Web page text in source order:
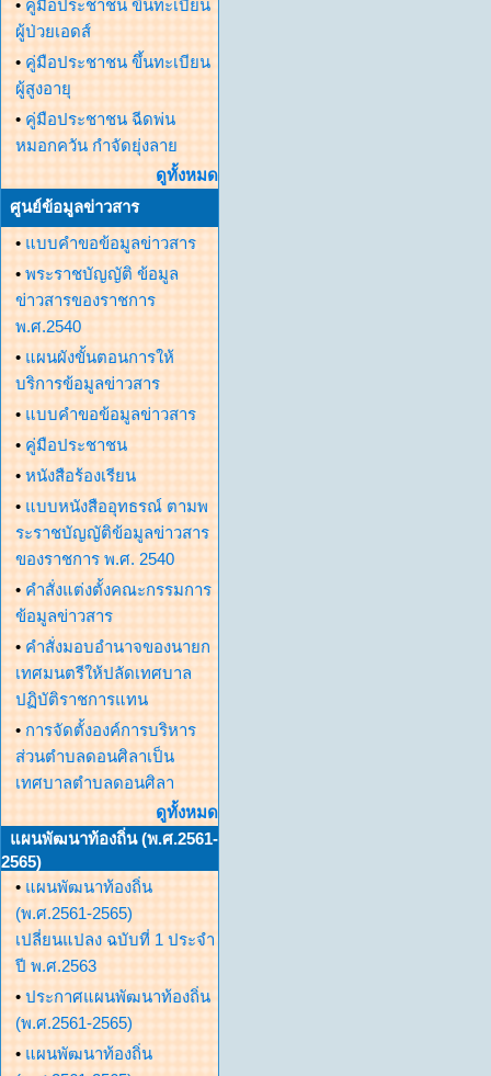
• คู่มือประชาชน ขึ้นทะเบียน
ผู้ป่วยเอดส์
• คู่มือประชาชน ขึ้นทะเบียน
ผู้สูงอายุ
• คู่มือประชาชน ฉีดพ่น
หมอกควัน กำจัดยุ่งลาย
ดูทั้งหมด
ศูนย์ข้อมูลข่าวสาร
• แบบคำขอข้อมูลข่าวสาร
• พระราชบัญญัติ ข้อมูล
ข่าวสารของราชการ
พ.ศ.2540
• แผนผังขั้นตอนการให้
บริการข้อมูลข่าวสาร
• แบบคำขอข้อมูลข่าวสาร
• คู่มือประชาชน
• หนังสือร้องเรียน
• แบบหนังสืออุทธรณ์ ตามพ
ระราชบัญญัติข้อมูลข่าวสาร
ของราชการ พ.ศ. 2540
• คำสั่งแต่งตั้งคณะกรรมการ
ข้อมูลข่าวสาร
• คำสั่งมอบอำนาจของนายก
เทศมนตรีให้ปลัดเทศบาล
ปฏิบัติราชการแทน
• การจัดตั้งองค์การบริหาร
ส่วนตำบลดอนศิลาเป็น
เทศบาลตำบลดอนศิลา
ดูทั้งหมด
แผนพัฒนาท้องถิ่น (พ.ศ.2561-
2565)
• แผนพัฒนาท้องถิ่น
(พ.ศ.2561-2565)
เปลี่ยนแปลง ฉบับที่ 1 ประจำ
ปี พ.ศ.2563
• ประกาศแผนพัฒนาท้องถิ่น
(พ.ศ.2561-2565)
• แผนพัฒนาท้องถิ่น